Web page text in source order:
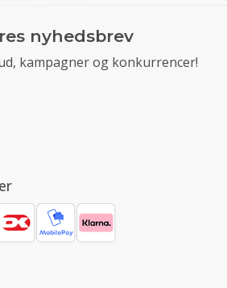
nyhedsbrev
kampagner og konkurrencer!